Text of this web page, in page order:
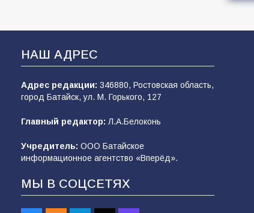
НАШ АДРЕС
Адрес редакции: 346880, Ростовская область,
город Батайск, ул. М. Горького, 127
Главный редактор: Л.А.Белоконь
Учредитель: ООО Батайское
информационное агентство «Вперёд».
МЫ В СОЦСЕТЯХ